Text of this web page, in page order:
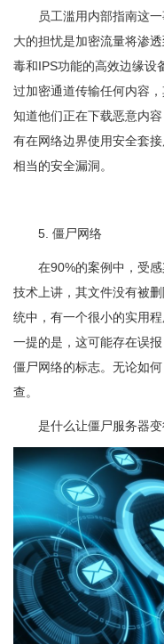
员工滥用内部指南这
大的担忧是加密流量将渗
毒和IPS功能的高效边缘设
过加密通道传输任何内容
知道他们正在下载恶意内
有在网络边界使用安全套
相当的安全漏洞。
5. 僵尸网络
在90%的案例中，受
技术上讲，其文件没有被
统中，有一个很小的实用
一提的是，这可能存在误
僵尸网络的标志。无论如
查。
是什么让僵尸服务器